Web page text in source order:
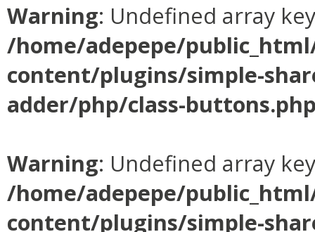
Warning: Undefined array
/home/adepepe/
content/plugins/simple-
adder/php/class-
Warning: Undefined array
/home/adepepe/
content/plugins/simple-